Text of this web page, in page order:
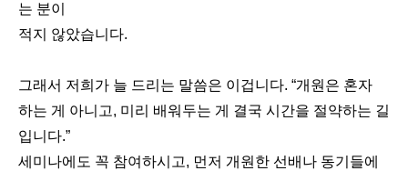
는 분이
적지 않았습니다.
그래서 저희가 늘 드리는 말씀은 이겁니다. “개원은 혼자
하는 게 아니고, 미리 배워두는 게 결국 시간을 절약하는 길
입니다.”
세미나에도 꼭 참여하시고, 먼저 개원한 선배나 동기들에